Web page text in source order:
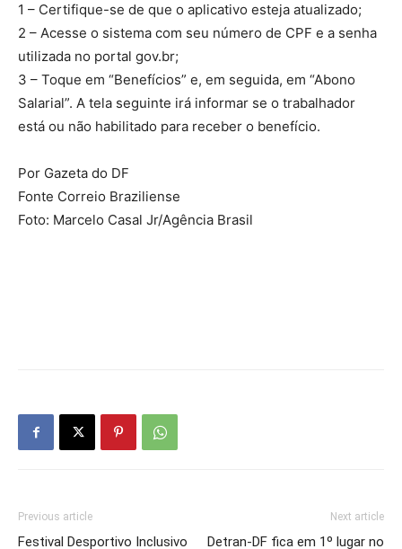
1 – Certifique-se de que o aplicativo esteja atualizado;
2 – Acesse o sistema com seu número de CPF e a senha
utilizada no portal gov.br;
3 – Toque em “Benefícios” e, em seguida, em “Abono
Salarial”. A tela seguinte irá informar se o trabalhador
está ou não habilitado para receber o benefício.
Por Gazeta do DF
Fonte Correio Braziliense
Foto: Marcelo Casal Jr/Agência Brasil
Previous article
Festival Desportivo Inclusivo
Next article
Detran-DF fica em 1º lugar no